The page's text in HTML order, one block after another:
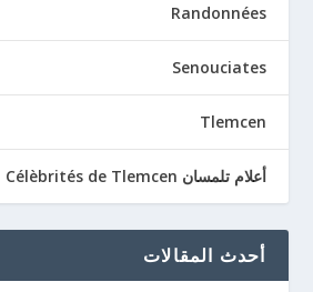
Randonnées
Senouciates
Tlemcen
أعلام تلمسان Célèbrités de Tlemcen
أحدث المقالات